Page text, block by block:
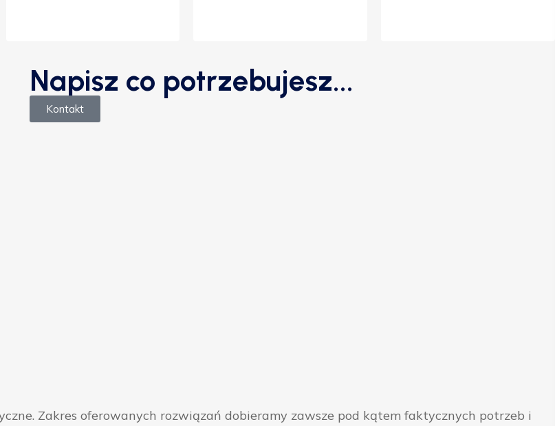
Napisz co potrzebujesz...
Kontakt
Zakres oferowanych rozwiązań dobieramy zawsze pod kątem faktycznych potrzeb i